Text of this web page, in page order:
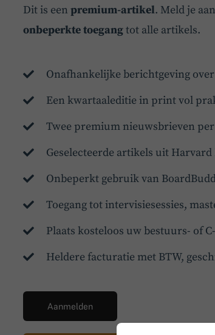
Dit is eenpremium-artikel. Meld je
onbeperkte toegangtot alle artikels.
Onafhankelijke berichtgeving
Een kwartaaleditie in print vol
Twee premium nieuwsbrieven
Geselecteerde artikels uit Harvard
Onbeperkt gebruik van
Toegang tot intervisiesessies,
Plaats kosteloos uw bestuurs- of
Heldere facturatie met BTW,
Aanmelden